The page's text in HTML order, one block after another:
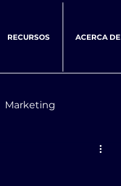
RECURSOS ACERCA DE
Marketing